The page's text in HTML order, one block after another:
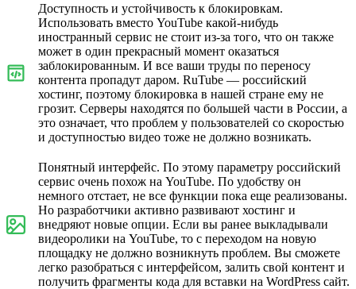
Доступность и устойчивость к блокировкам.
Использовать вместо YouTube какой-нибудь
иностранный сервис не стоит из-за того, что он также
может в один прекрасный момент оказаться
заблокированным. И все ваши труды по переносу
контента пропадут даром. RuTube — российский
хостинг, поэтому блокировка в нашей стране ему не
грозит. Серверы находятся по большей части в России, а
это означает, что проблем у пользователей со скоростью
и доступностью видео тоже не должно возникать.
Понятный интерфейс. По этому параметру российский
сервис очень похож на YouTube. По удобству он
немного отстает, не все функции пока еще реализованы.
Но разработчики активно развивают хостинг и
внедряют новые опции. Если вы ранее выкладывали
видеоролики на YouTube, то с переходом на новую
площадку не должно возникнуть проблем. Вы сможете
легко разобраться с интерфейсом, залить свой контент и
получить фрагменты кода для вставки на WordPress сайт.